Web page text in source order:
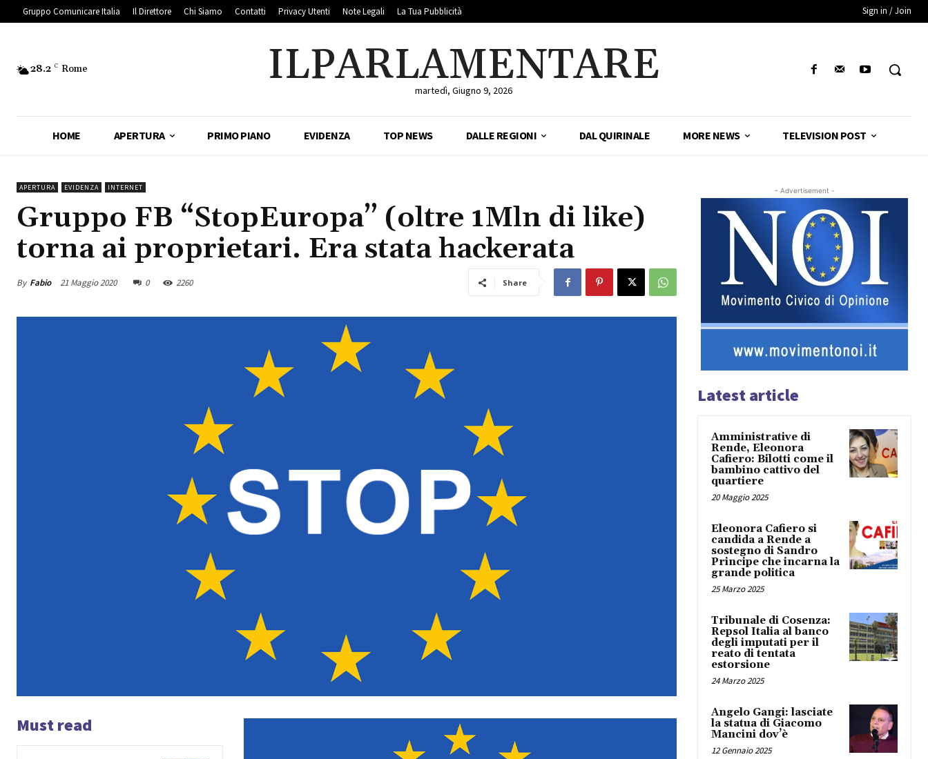
Gruppo Comunicare Italia Il Direttore Chi Siamo Contatti Privacy Utenti Note Legali La Tua Pubblicità Sign in / Join
28.2 C Rome ILPARLAMENTARE
martedì, Giugno 9, 2026
HOME APERTURA PRIMO PIANO EVIDENZA TOP NEWS DALLE REGIONI DAL QUIRINALE MORE NEWS TELEVISION POST
APERTURA EVIDENZA INTERNET
Gruppo FB “StopEuropa” (oltre 1Mln di like)
torna ai proprietari. Era stata hackerata
By Fabio 21 Maggio 2020 0 2260 Share
Must read
- Advertisement -
Latest article
Amministrative di
Rende, Eleonora
Cafiero: Bilotti come il
bambino cattivo del
quartiere
20 Maggio 2025
Eleonora Cafiero si
candida a Rende a
sostegno di Sandro
Principe che incarna la
grande politica
25 Marzo 2025
Tribunale di Cosenza:
Repsol Italia al banco
degli imputati per il
reato di tentata
estorsione
24 Marzo 2025
Angelo Gangi: lasciate
la statua di Giacomo
Mancini dov’è
12 Gennaio 2025